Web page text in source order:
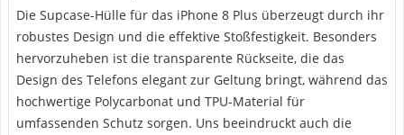
Die Supcase-Hülle für das iPhone 8 Plus überzeugt durch ihr
robustes Design und die effektive Stoßfestigkeit. Besonders
hervorzuheben ist die transparente Rückseite, die das
Design des Telefons elegant zur Geltung bringt, während das
hochwertige Polycarbonat und TPU-Material für
umfassenden Schutz sorgen. Uns beeindruckt auch die